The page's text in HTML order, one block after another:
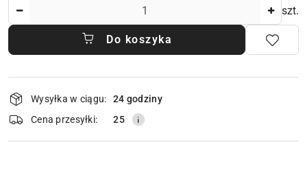
szt.
Do koszyka
Dostępność
i
dostawa
Wysyłka w ciągu:
24 godziny
Cena przesyłki:
25